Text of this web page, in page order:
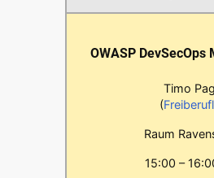
OWASP
Timo
(
Raum
15:00 –